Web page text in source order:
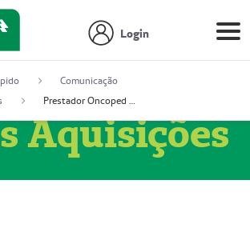
Login
Comunicação
Prestador Oncoped Serviços Médicos (51004335-0)
Aquisições